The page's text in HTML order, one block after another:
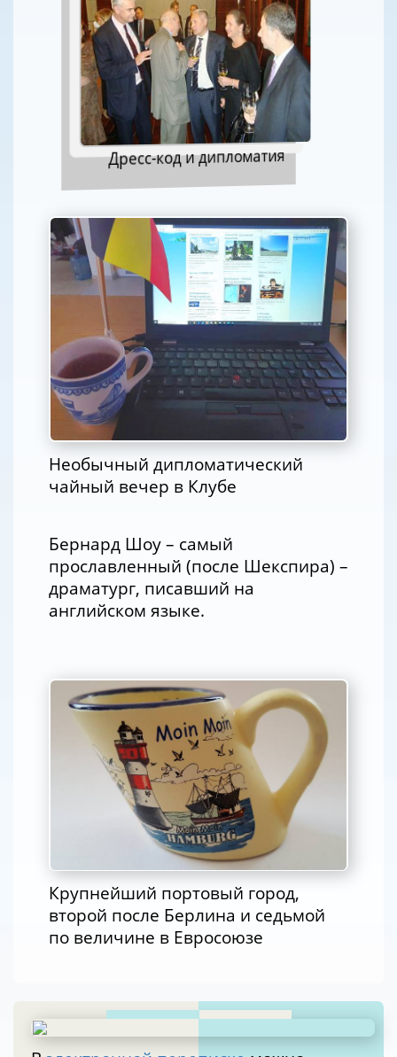
Дресс-код и дипломатия
Необычный дипломатический
чайный вечер в Клубе
Бернард Шоу – самый
прославленный (после Шекспира) –
драматург, писавший на
английском языке.
Крупнейший портовый город,
второй после Берлина и седьмой
по величине в Евросоюзе